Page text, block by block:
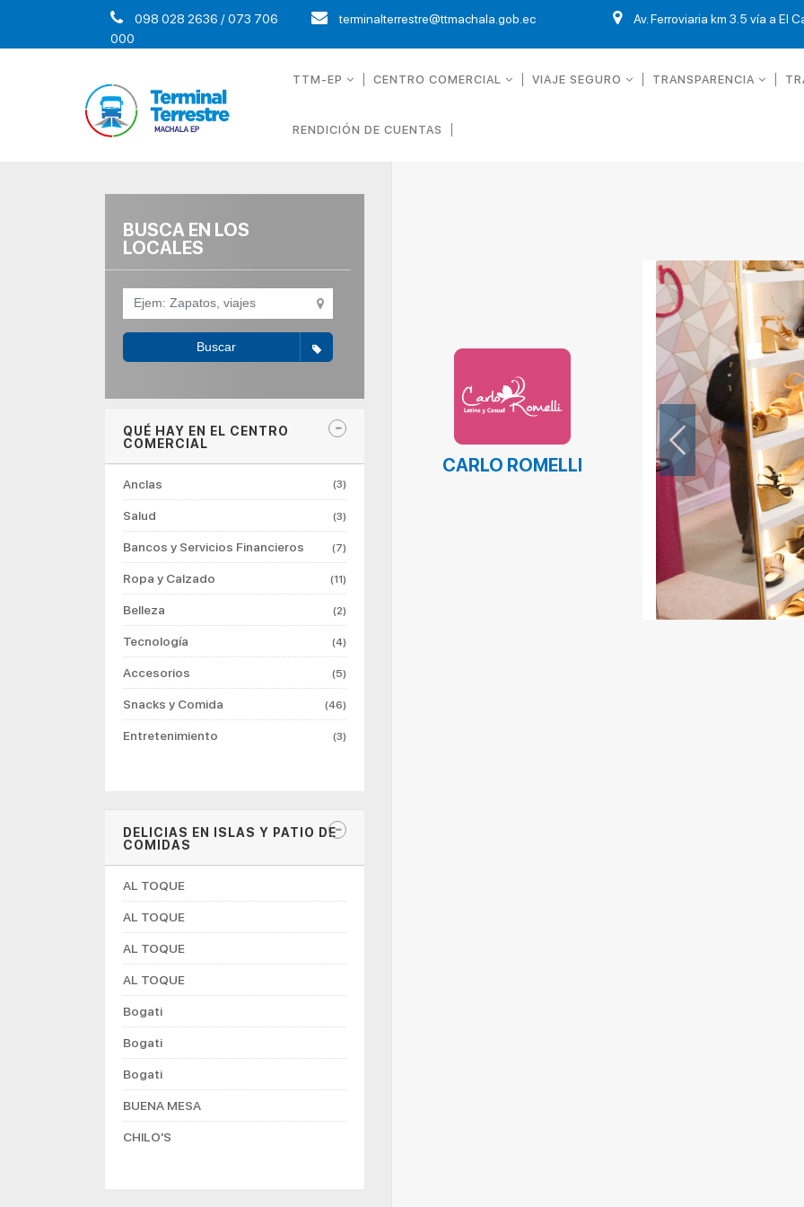
098 028 2636 / 073 706
000
terminalterrestre@ttmachala.gob.ec Av. Ferroviaria km 3.5 vía a El
TTM-EP CENTRO COMERCIAL VIAJE SEGURO TRANSPARENCIA
RENDICIÓN DE CUENTAS
BUSCA EN LOS
LOCALES
Buscar
QUÉ HAY EN EL CENTRO
COMERCIAL
Anclas (3)
Salud (3)
Bancos y Servicios Financieros (7)
Ropa y Calzado (11)
Belleza (2)
Tecnología (4)
Accesorios (5)
Snacks y Comida (46)
Entretenimiento (3)
DELICIAS EN ISLAS Y PATIO DE
COMIDAS
AL TOQUE
AL TOQUE
AL TOQUE
AL TOQUE
Bogati
Bogati
Bogati
BUENA MESA
CHILO'S
CARLO ROMELLI
Previous